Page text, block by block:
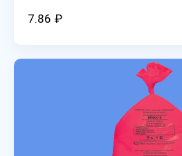
7.86 ₽